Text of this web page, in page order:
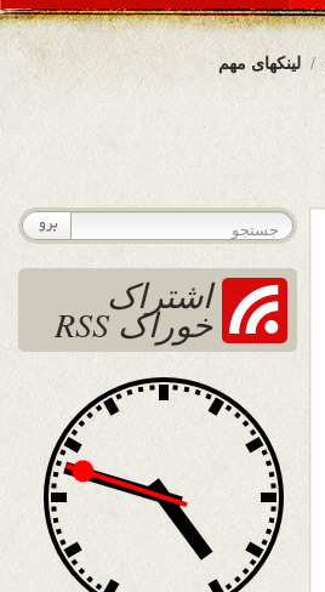
لینکهای مهم
اشتراک
خوراک RSS